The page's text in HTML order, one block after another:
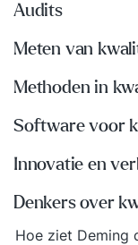
Audits
Meten van
Methoden in
Software voor
Innovatie en
Denkers over
Hoe ziet Deming